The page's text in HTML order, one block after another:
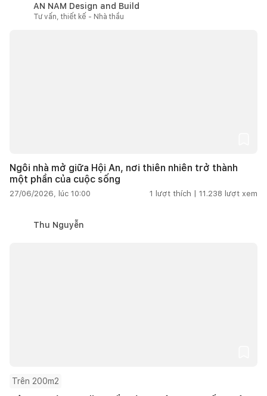
AN NAM Design and Build
Tư vấn, thiết kế - Nhà thầu
Ngôi nhà mở giữa Hội An, nơi thiên nhiên trở thành
một phần của cuộc sống
27/06/2026, lúc 10:00 1 lượt thích | 11.238 lượt xem
Thu Nguyễn
Trên 200m2